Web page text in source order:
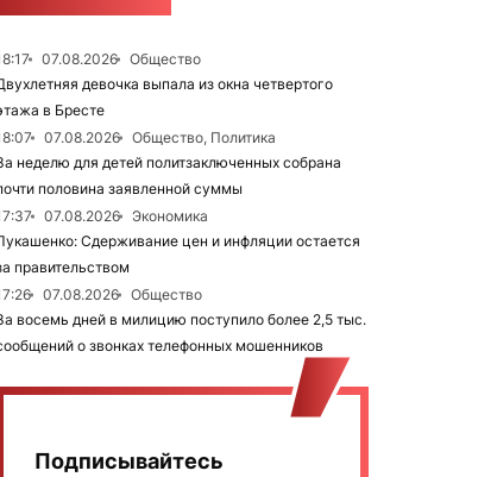
07.08.2026
Общество
девочка выпала из окна четвертого
в Бресте
07.08.2026
Общество, Политика
неделю для детей политзаключенных собрана
половина заявленной суммы
07.08.2026
Экономика
Сдерживание цен и инфляции остается
правительством
07.08.2026
Общество
восемь дней в милицию поступило более 2,5 тыс.
о звонках телефонных мошенников
Подписывайтесь